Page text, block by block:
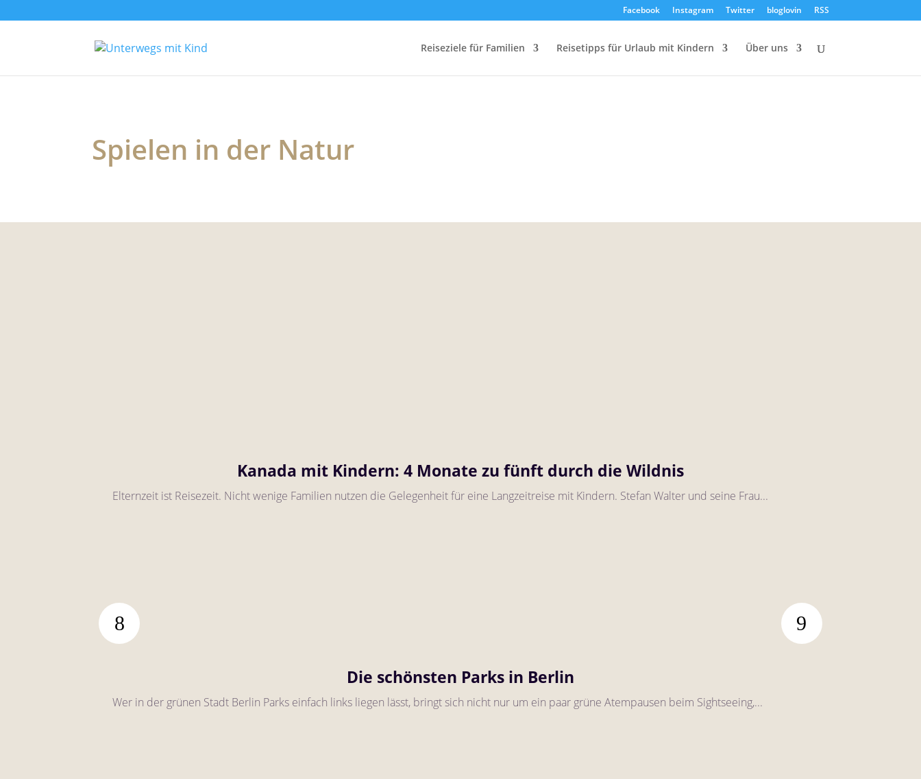
Facebook Instagram Twitter bloglovin RSS
Reiseziele für Familien Reisetipps für Urlaub mit Kindern Über uns
Spielen in der Natur
Kanada mit Kindern: 4 Monate zu fünft durch die Wildnis
Elternzeit ist Reisezeit. Nicht wenige Familien nutzen die Gelegenheit für eine Langzeitreise mit Kindern. Stefan Walter und seine Frau...
Die schönsten Parks in Berlin
Wer in der grünen Stadt Berlin Parks einfach links liegen lässt, bringt sich nicht nur um ein paar grüne Atempausen beim Sightseeing,...